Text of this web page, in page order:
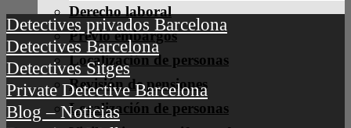
Derecho laboral
Previo embargos
Localización de personas
Revisión de pensiones
Localización de personas
Detectives privados Barcelona
Detectives Barcelona
Detectives Sitges
Private Detective Barcelona
Blog – Noticias